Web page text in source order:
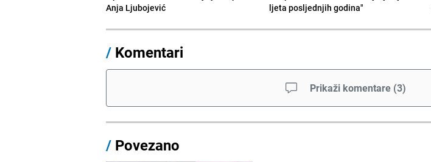
Anja Ljubojević
ljeta posljednjih godina"
/ Komentari
Prikaži komentare (3)
/ Povezano